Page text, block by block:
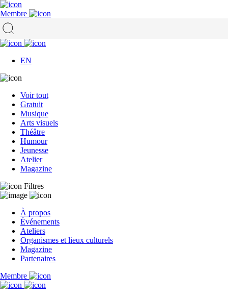
Membre
EN
Voir tout
Gratuit
Musique
Arts visuels
Théâtre
Humour
Jeunesse
Atelier
Magazine
Filtres
À propos
Événements
Ateliers
Organismes et lieux culturels
Magazine
Partenaires
Membre